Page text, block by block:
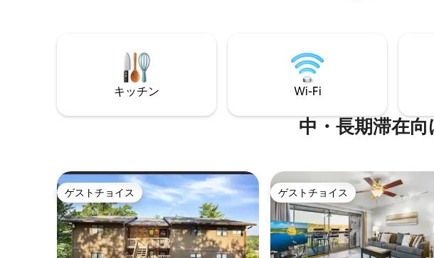
キュー） ✔ スマートテレビ ✔ 高速Wi-Fi ✔
洗濯機／乾燥機 ✔ リゾートのアメニティ
（プール、ジャグジー、サウナ、ピック
ルボール、テニス、駐車場） 詳細は以下
れにフルバスルームがあり、出張
の集まり、小グループ、豪華な休
める方に最適です。 2つのリゾー
ルのプールのいずれかで涼しく
キッチン Wi-Fi
中・長期滞在
ゲストチョイス
ゲストチョイス ゲストチョイス
ゲストチョイス